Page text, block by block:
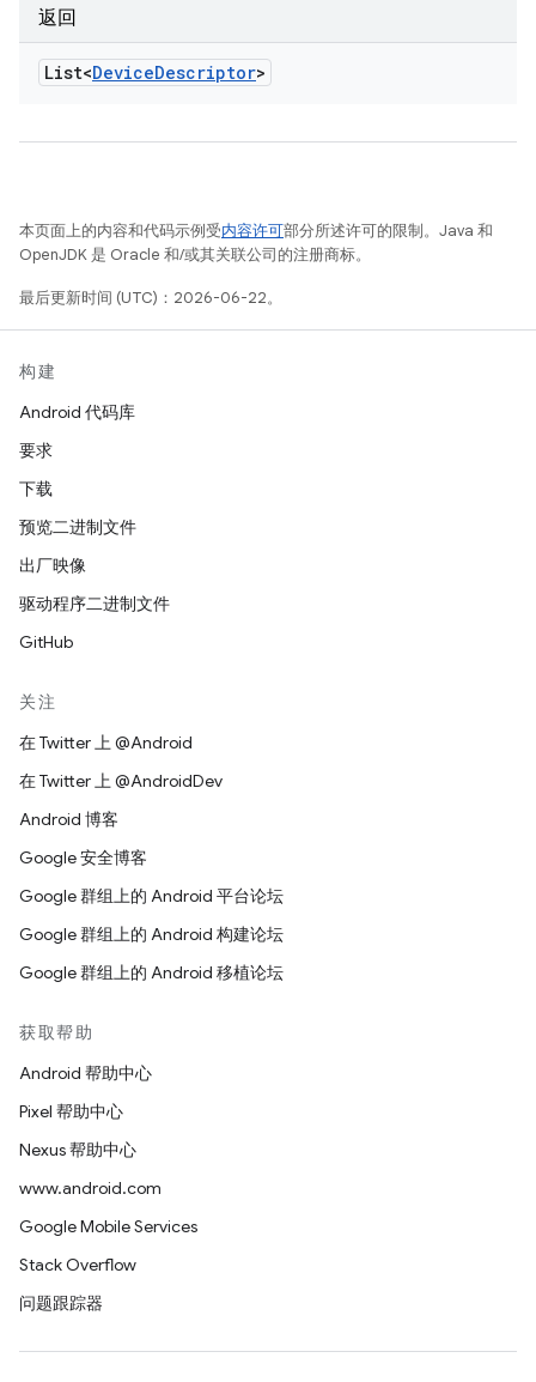
返回
List<DeviceDescriptor>
本页面上的内容和代码示例受内容许可部分所述许可的限制。Java 和
OpenJDK 是 Oracle 和/或其关联公司的注册商标。
最后更新时间 (UTC)：2026-06-22。
构建
Android 代码库
要求
下载
预览二进制文件
出厂映像
驱动程序二进制文件
GitHub
关注
在 Twitter 上 @Android
在 Twitter 上 @AndroidDev
Android 博客
Google 安全博客
Google 群组上的 Android 平台论坛
Google 群组上的 Android 构建论坛
Google 群组上的 Android 移植论坛
获取帮助
Android 帮助中心
Pixel 帮助中心
Nexus 帮助中心
www.android.com
Google Mobile Services
Stack Overflow
问题跟踪器